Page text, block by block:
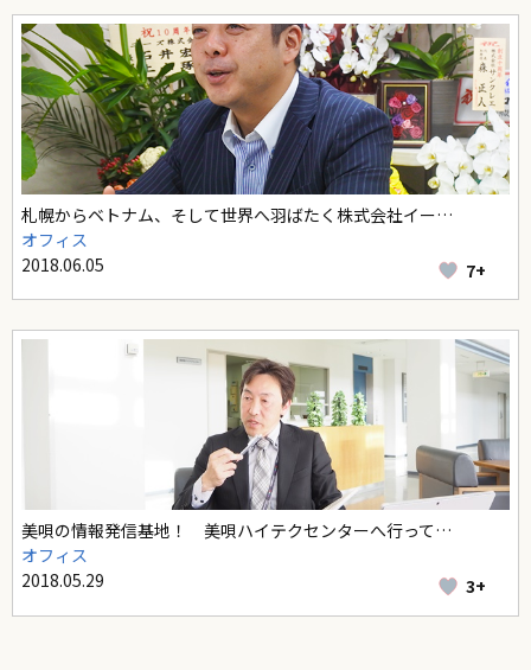
札幌からベトナム、そして世界へ羽ばたく株式会社イー…
オフィス
2018.06.05
7+
美唄の情報発信基地！ 美唄ハイテクセンターへ行って…
オフィス
2018.05.29
3+